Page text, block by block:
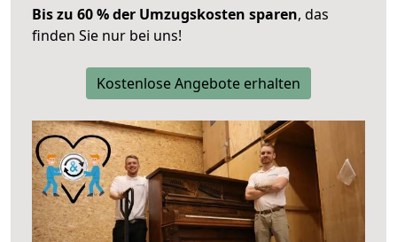
Bis zu 60 % der Umzugskosten sparen, das
finden Sie nur bei uns!
Kostenlose Angebote erhalten